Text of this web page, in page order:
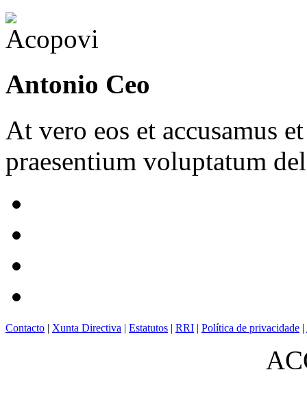
Antonio Ceo
At vero eos et accusamus
praesentium voluptatum
Contacto | Xunta Directiva | Estatutos | RRI | Política de privacidade |